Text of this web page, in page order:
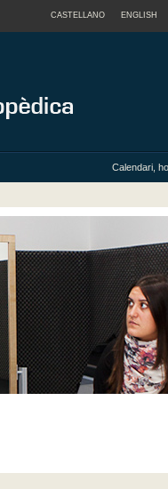
CASTELLANO ENGLISH
Calendari,